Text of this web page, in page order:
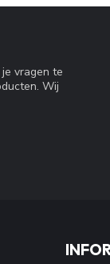
vragen te
Wij